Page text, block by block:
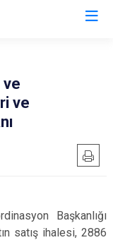
ve
ve
Başkanlığı
satış ihalesi, 2886